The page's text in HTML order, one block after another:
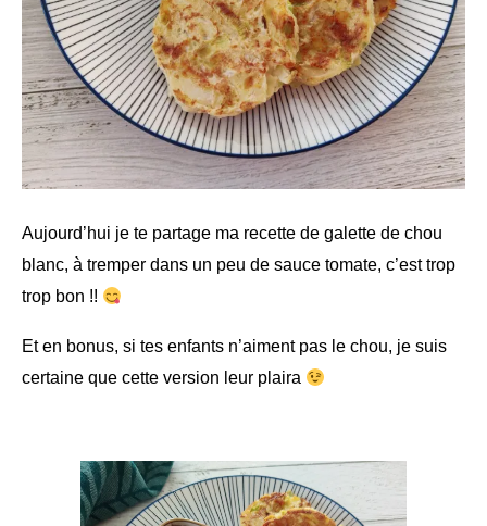
Aujourd’hui je te partage ma recette de galette de chou
blanc, à tremper dans un peu de sauce tomate, c’est trop
trop bon !!
Et en bonus, si tes enfants n’aiment pas le chou, je suis
certaine que cette version leur plaira